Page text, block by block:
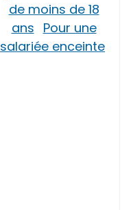
de moins de 18
ans Pour une
salariée enceinte